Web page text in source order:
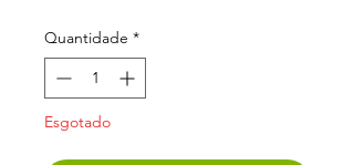
Quantidade *
Esgotado